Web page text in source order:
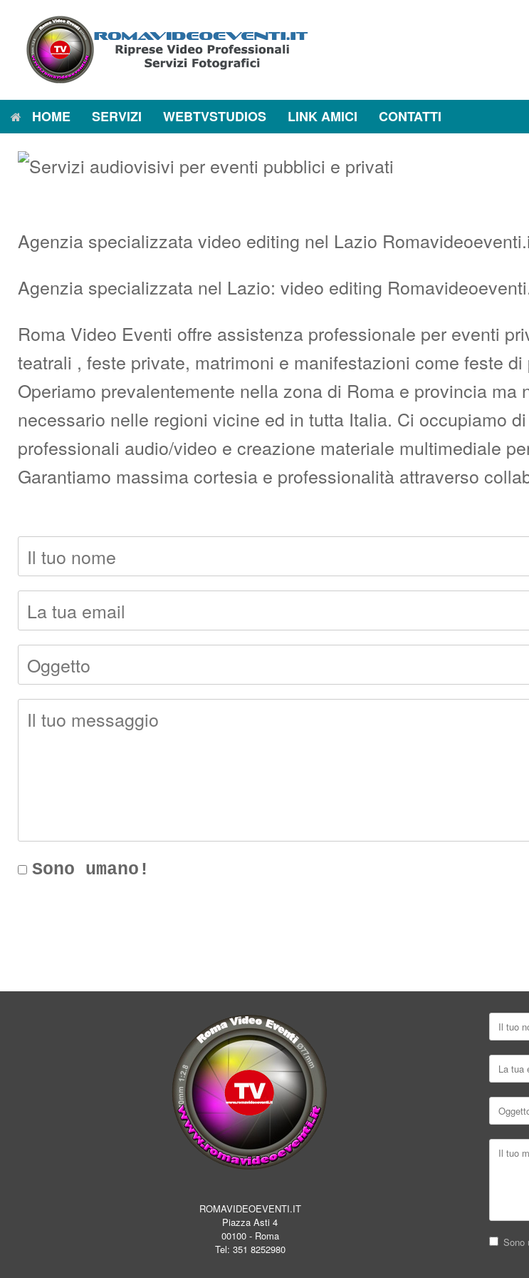
contenuto
HOME SERVIZI WEBTVSTUDIOS LINK AMICI CONTATTI
Agenzia specializzata video editing nel Lazio
Agenzia specializzata nel Lazio: video editing
Roma Video Eventi offre assistenza professionale per eventi
teatrali , feste private, matrimoni e manifestazioni come feste
Operiamo prevalentemente nella zona di Roma e provincia
necessario nelle regioni vicine ed in tutta Italia. Ci occupiamo
professionali audio/video e creazione materiale multimediale
Garantiamo massima cortesia e professionalità attraverso
Sono umano!
ROMAVIDEOEVENTI.IT
Piazza Asti 4
00100 - Roma
Tel: 351 8252980
Sono